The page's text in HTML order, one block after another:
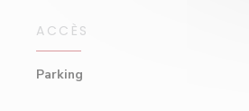
ACCÈS
Parking